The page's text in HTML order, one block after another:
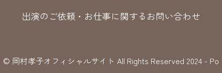
出演のご依頼・お仕事に関するお問い合わせ
© 岡村孝子オフィシャルサイト All Rights Reserved 2024 - Po